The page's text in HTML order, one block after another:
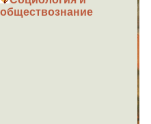
обществознание